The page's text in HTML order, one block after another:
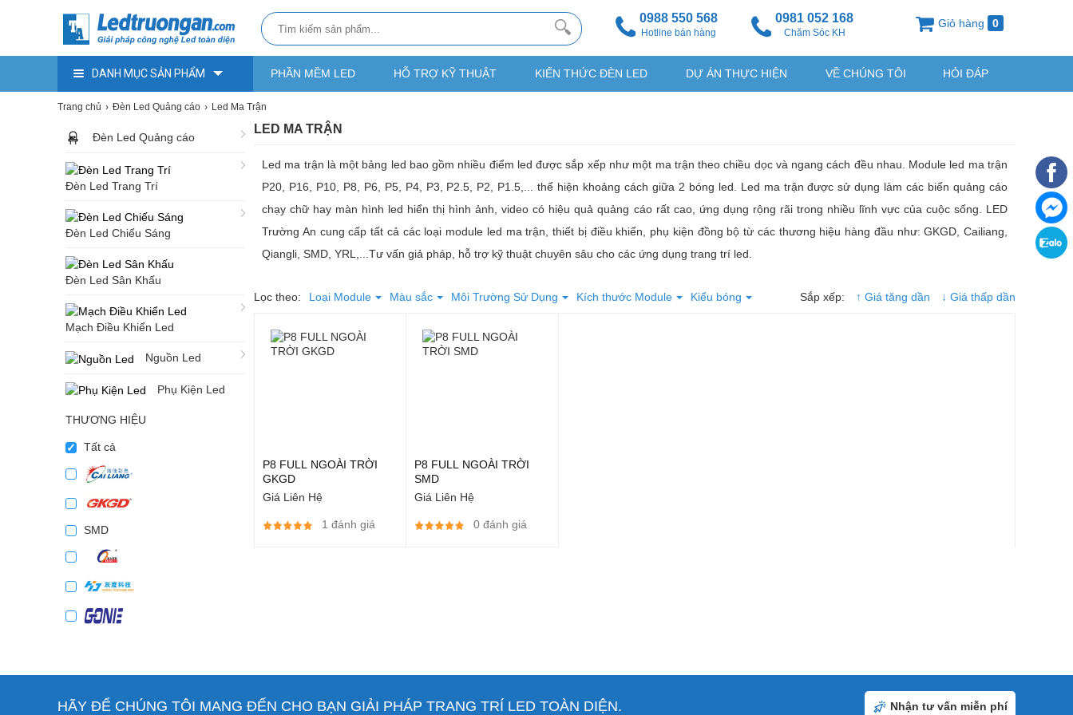
0988 550 568
Hotline bán hàng
0981 052 168
Chăm Sóc KH
Giỏ hàng 0
DANH MỤC SẢN PHẨM PHẦN MỀM LED HỖ TRỢ KỸ THUẬT KIẾN THỨC ĐÈN LED DỰ ÁN THỰC HIỆN VỀ CHÚNG TÔI HỎI ĐÁP
Trang chủ Đèn Led Quảng cáo Led Ma Trận
Đèn Led Quảng cáo
Đèn Led Trang Trí
Đèn Led Chiếu Sáng
Đèn Led Sân Khấu
Mạch Điều Khiển Led
Nguồn Led
Phụ Kiện Led
THƯƠNG HIỆU
Tất cả
SMD
LED MA TRẬN
Led ma trận là một bảng led bao gồm nhiều điểm led được sắp xếp như một ma trận theo chiều dọc và ngang cách đều nhau. Module led ma trận
P20, P16, P10, P8, P6, P5, P4, P3, P2.5, P2, P1.5,... thể hiện khoảng cách giữa 2 bóng led. Led ma trận được sử dụng làm các biển quảng cáo
chạy chữ hay màn hình led hiển thị hình ảnh, video có hiệu quả quảng cáo rất cao, ứng dụng rộng rãi trong nhiều lĩnh vực của cuộc sống. LED
Trường An cung cấp tất cả các loại module led ma trận, thiết bị điều khiển, phụ kiện đồng bộ từ các thương hiệu hàng đầu như: GKGD, Cailiang,
Qiangli, SMD, YRL,...Tư vấn giả pháp, hỗ trợ kỹ thuật chuyên sâu cho các ứng dụng trang trí led.
Lọc theo: Loại Module Màu sắc Môi Trường Sử Dụng Kích thước Module Kiểu bóng Sắp xếp: ↑ Giá tăng dần ↓ Giá thấp dần
P8 FULL NGOÀI TRỜI
GKGD
Giá Liên Hệ
1 đánh giá
P8 FULL NGOÀI TRỜI
SMD
Giá Liên Hệ
0 đánh giá
HÃY ĐỂ CHÚNG TÔI MANG ĐẾN CHO BẠN GIẢI PHÁP TRANG TRÍ LED TOÀN DIỆN. Nhận tư vấn miễn phí